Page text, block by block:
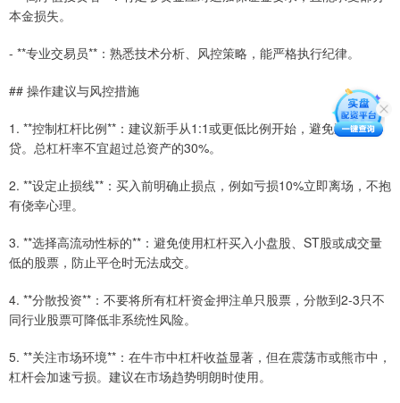
本金损失。
- **专业交易员**：熟悉技术分析、风控策略，能严格执行纪律。
## 操作建议与风控措施
1. **控制杠杆比例**：建议新手从1:1或更低比例开始，避免过度借
贷。总杠杆率不宜超过总资产的30%。
2. **设定止损线**：买入前明确止损点，例如亏损10%立即离场，不抱
有侥幸心理。
3. **选择高流动性标的**：避免使用杠杆买入小盘股、ST股或成交量
低的股票，防止平仓时无法成交。
4. **分散投资**：不要将所有杠杆资金押注单只股票，分散到2-3只不
同行业股票可降低非系统性风险。
5. **关注市场环境**：在牛市中杠杆收益显著，但在震荡市或熊市中，
杠杆会加速亏损。建议在市场趋势明朗时使用。